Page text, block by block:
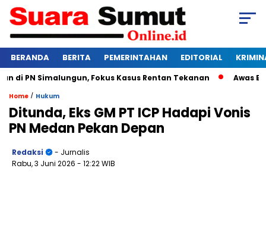
BERANDA BERITA PEMERINTAHAN EDITORIAL
Simalungun, Fokus Kasus Rentan Tekanan Awas
Home / Hukum
Ditunda, Eks GM PT ICP Hadapi Vonis
PN Medan Pekan Depan
Redaksi
- Jurnalis
Rabu, 3 Juni 2026 - 12:22 WIB